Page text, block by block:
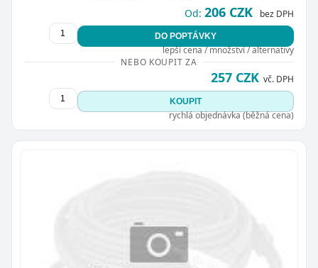
Od: 206 CZK bez DPH
DO POPTÁVKY
lepší cena / množství / alternativy
NEBO KOUPIT ZA
257 CZK vč. DPH
KOUPIT
rychlá objednávka (běžná cena)